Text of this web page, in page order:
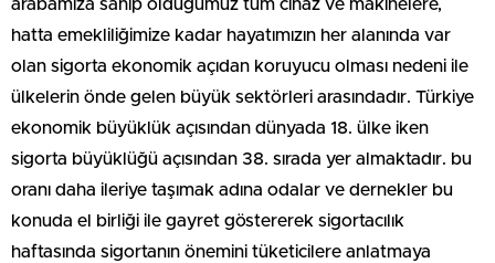
arabamıza sahip olduğumuz tüm cihaz ve makinelere,
hatta emekliliğimize kadar hayatımızın her alanında var
olan sigorta ekonomik açıdan koruyucu olması nedeni ile
ülkelerin önde gelen büyük sektörleri arasındadır. Türkiye
ekonomik büyüklük açısından dünyada 18. ülke iken
sigorta büyüklüğü açısından 38. sırada yer almaktadır. bu
oranı daha ileriye taşımak adına odalar ve dernekler bu
konuda el birliği ile gayret göstererek sigortacılık
haftasında sigortanın önemini tüketicilere anlatmaya